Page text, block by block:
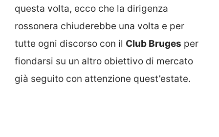
questa volta, ecco che la dirigenza
rossonera chiuderebbe una volta e per
tutte ogni discorso con il Club Bruges per
fiondarsi su un altro obiettivo di mercato
già seguito con attenzione quest’estate.